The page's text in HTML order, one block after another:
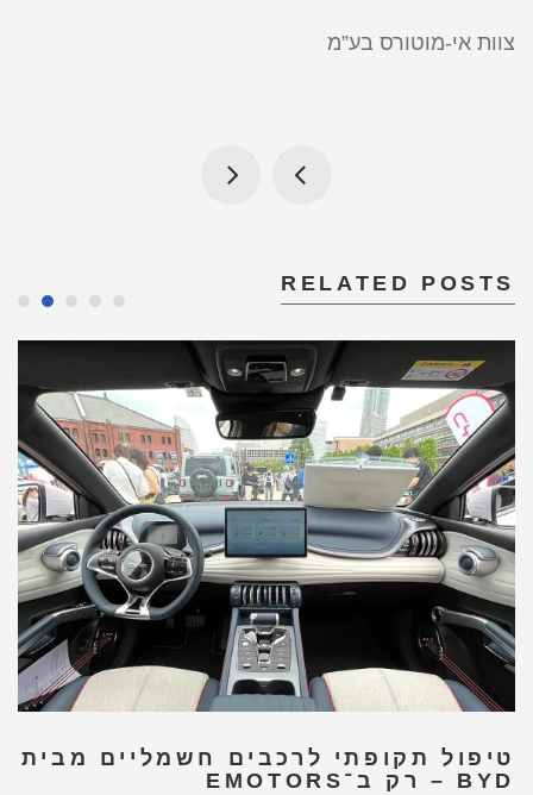
צוות אי-מוטורס בע”מ
RELATED POSTS
טיפול תקופתי לרכבים חשמליים מבית
BYD – רק ב־EMOTORS